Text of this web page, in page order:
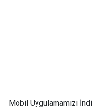
Mobil Uygulamamızı